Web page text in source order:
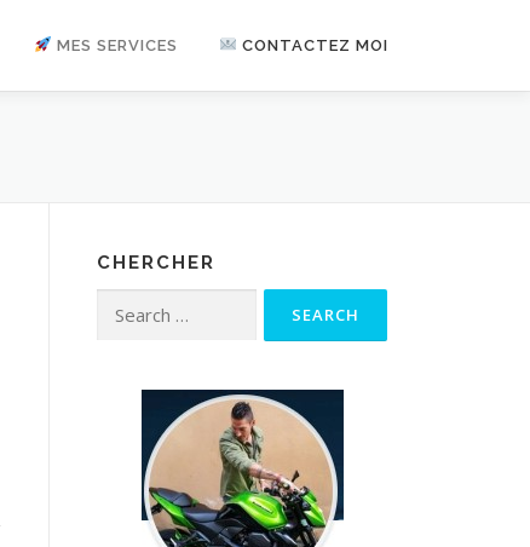
MES SERVICES CONTACTEZ MOI
CHERCHER
Search for: